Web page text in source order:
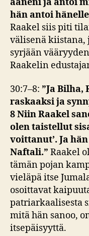
hän antoi
Raakel siis piti
välisenä kiistana,
syrjään
Raakelin
30:7–8: ”Ja
raskaaksi ja
8 Niin Raakel
olen taistellut
voittanut’. Ja
Naftali.” Raakel
tämän pojan
vieläpä itse
osoittavat
patriarkaalisesta
mitä hän sanoo,
itsepäisyyttä.